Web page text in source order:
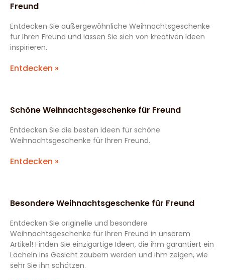
Freund
Entdecken Sie außergewöhnliche Weihnachtsgeschenke
für Ihren Freund und lassen Sie sich von kreativen Ideen
inspirieren.
Entdecken »
Schöne Weihnachtsgeschenke für Freund
Entdecken Sie die besten Ideen für schöne
Weihnachtsgeschenke für Ihren Freund.
Entdecken »
Besondere Weihnachtsgeschenke für Freund
Entdecken Sie originelle und besondere
Weihnachtsgeschenke für Ihren Freund in unserem
Artikel! Finden Sie einzigartige Ideen, die ihm garantiert ein
Lächeln ins Gesicht zaubern werden und ihm zeigen, wie
sehr Sie ihn schätzen.